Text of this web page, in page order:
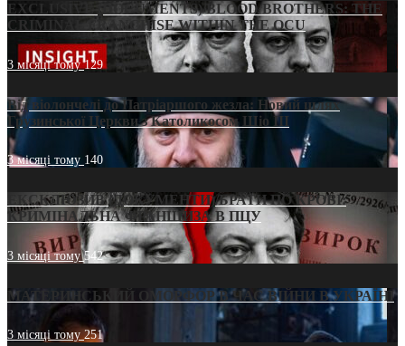
EXCLUSIVE (DOCUMENTS)/BLOOD BROTHERS: THE
CRIMINAL FRANCHISE WITHIN THE OCU
3 місяці тому129
Від віолончелі до Патріаршого жезла: Новий шлях
Грузинської Церкви з Католикосом Шіо III
3 місяці тому 140
ЕКСКЛЮЗИВ (ДОКУМЕНТИ)/БРАТИ ПО КРОВІ:
КРИМІНАЛЬНА ФРАНШИЗА В ПЦУ
3 місяці тому542
МАТЕРИНСЬКИЙ ОМОРФОР В ЧАС ВІЙНИ В УКРАЇНІ
3 місяці тому251